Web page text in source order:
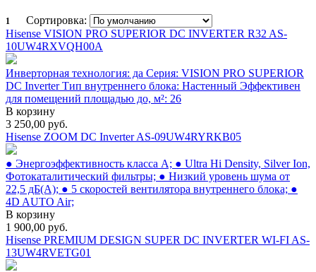
1
Сортировка:
Hisense VISION PRO SUPERIOR DC INVERTER R32 AS-
10UW4RXVQH00A
Инверторная технология: да Серия: VISION PRO SUPERIOR
DC Inverter Тип внутреннего блока: Настенный Эффективен
для помещений площадью до, м²: 26
В корзину
3 250,00 руб.
Hisense ZOOM DC Inverter AS-09UW4RYRKB05
● Энергоэффективность класса А; ● Ultra Hi Density, Silver Ion,
Фотокаталитический фильтры; ● Низкий уровень шума от
22,5 дБ(А); ● 5 скоростей вентилятора внутреннего блока; ●
4D AUTO Air;
В корзину
1 900,00 руб.
Hisense PREMIUM DESIGN SUPER DC INVERTER WI-FI AS-
13UW4RVETG01